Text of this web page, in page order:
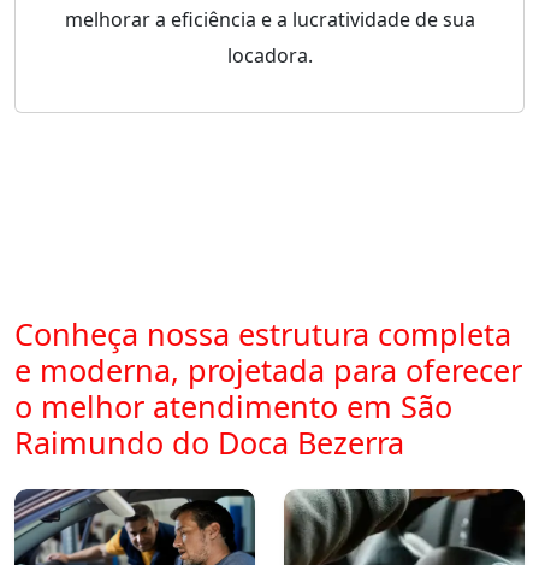
melhorar a eficiência e a lucratividade de sua
locadora.
Conheça nossa estrutura completa
e moderna, projetada para oferecer
o melhor atendimento em São
Raimundo do Doca Bezerra